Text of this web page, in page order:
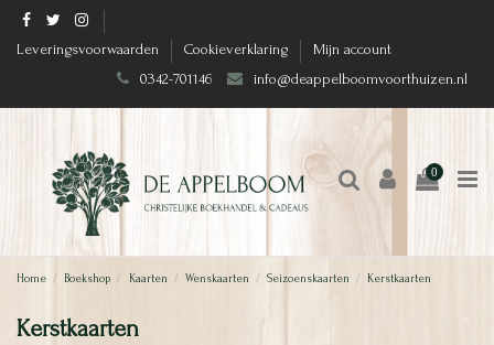
Leveringsvoorwaarden Cookieverklaring
Mijn account
0342-701146
info@deappelboomvoorthuizen.nl
0
Home Boekshop Kaarten Wenskaarten Seizoenskaarten Kerstkaarten
Kerstkaarten